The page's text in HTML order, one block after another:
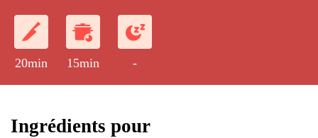
20min 15min -
Ingrédients pour